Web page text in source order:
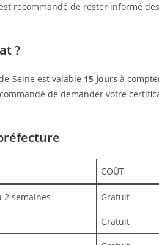
recommandé de rester informé
?
Seine est valable 15 jours à
de demander votre
COÛT
2 semaines Gratuit
Gratuit